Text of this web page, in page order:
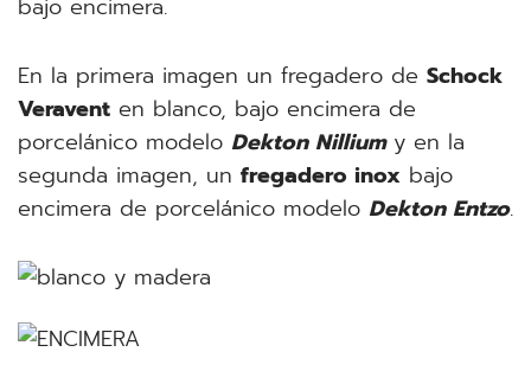
bajo encimera.
En la primera imagen un fregadero de Schock
Veravent en blanco, bajo encimera de
porcelánico modelo Dekton Nillium y en la
segunda imagen, un fregadero inox bajo
encimera de porcelánico modelo Dekton Entzo.